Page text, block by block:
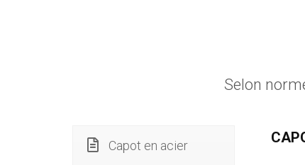
Selon
Capot en acier